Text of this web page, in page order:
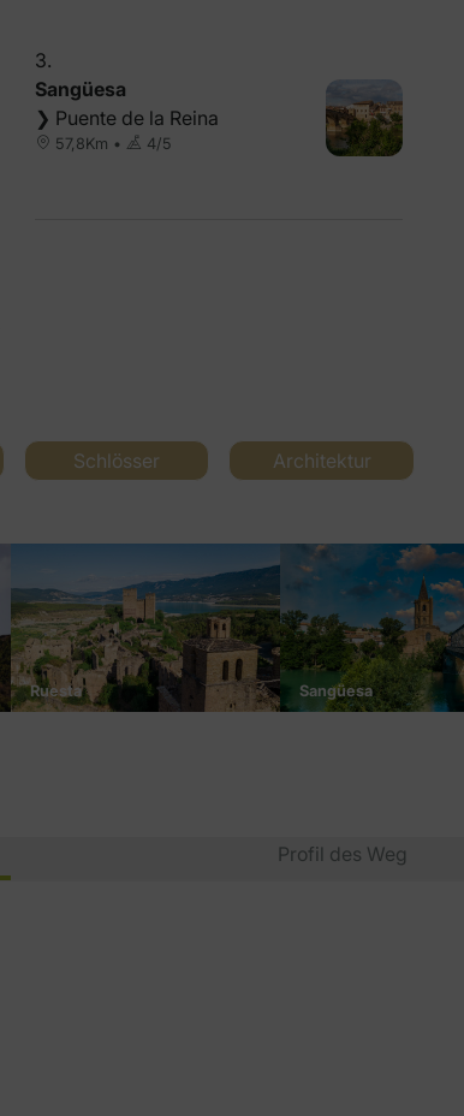
3.
Sangüesa
❯ Puente de la Reina
57,8Km • 4/5
Schlösser Architektur
Ruesta Sangüesa
Profil des Weg